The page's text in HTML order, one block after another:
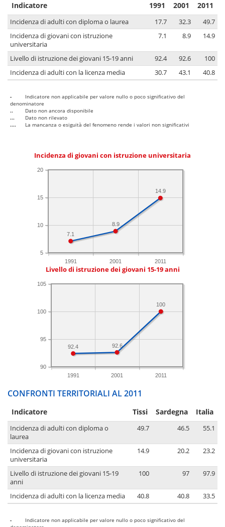
Indicatore 1991 2001 2011
Incidenza di adulti con diploma o laurea 17.7 32.3
49.7
Incidenza di giovani con istruzione
universitaria
7.1 8.9 14.9
Livello di istruzione dei giovani 15-19 anni 92.4 92.6
100
Incidenza di adulti con la licenza media
30.7 43.1 40.8
-
Indicatore non applicabile per valore nullo o poco significativo del
denominatore
..
Dato non ancora disponibile
...
Dato non rilevato
....
La mancanza o esiguità del fenomeno rende i valori non significativi
Incidenza di giovani con istruzione universitaria
1991 2001 2011
5
10
15
20
14.9
8.9
7.1
Livello di istruzione dei giovani 15-19 anni
1991 2001 2011
90
95
100
105
100
92.6
92.4
CONFRONTI TERRITORIALI AL 2011
Indicatore Tissi Sardegna Italia
Incidenza di adulti con diploma o
laurea
49.7 46.5 55.1
Incidenza di giovani con istruzione
universitaria
14.9 20.2 23.2
Livello di istruzione dei giovani 15-19
anni
100 97 97.9
Incidenza di adulti con la licenza media 40.8 40.8 33.5
-
Indicatore non applicabile per valore nullo o poco significativo del